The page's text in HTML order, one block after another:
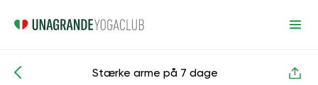
Intensive yogakurser Hænder
Stærke arme på 7 dage